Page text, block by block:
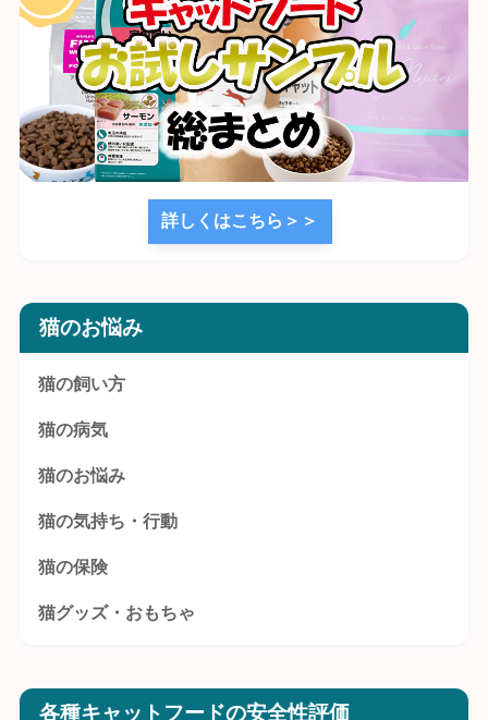
詳しくはこちら＞＞
猫のお悩み
猫の飼い方
猫の病気
猫のお悩み
猫の気持ち・行動
猫の保険
猫グッズ・おもちゃ
各種キャットフードの安全性評価